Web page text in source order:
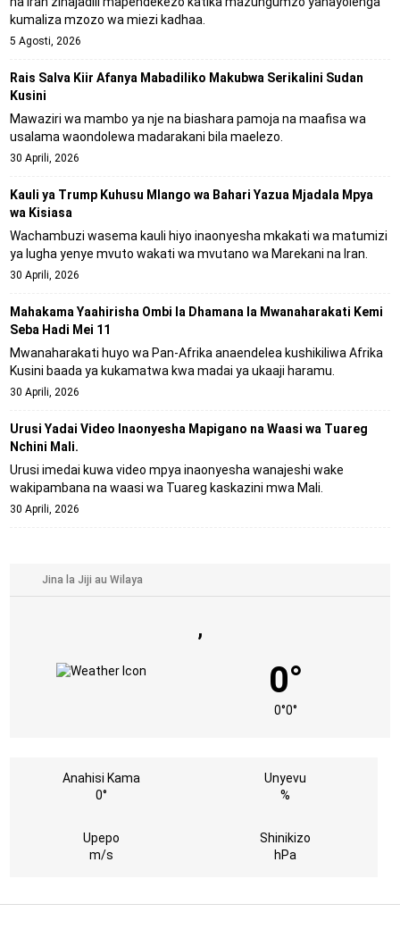
kumaliza mzozo wa miezi kadhaa.
5 Agosti, 2026
Rais Salva Kiir Afanya Mabadiliko Makubwa Serikalini Sudan
Kusini
Mawaziri wa mambo ya nje na biashara pamoja na maafisa wa
usalama waondolewa madarakani bila maelezo.
30 Aprili, 2026
Kauli ya Trump Kuhusu Mlango wa Bahari Yazua Mjadala Mpya
wa Kisiasa
Wachambuzi wasema kauli hiyo inaonyesha mkakati wa matumizi
ya lugha yenye mvuto wakati wa mvutano wa Marekani na Iran.
30 Aprili, 2026
Mahakama Yaahirisha Ombi la Dhamana la Mwanaharakati Kemi
Seba Hadi Mei 11
Mwanaharakati huyo wa Pan-Afrika anaendelea kushikiliwa Afrika
Kusini baada ya kukamatwa kwa madai ya ukaaji haramu.
30 Aprili, 2026
Urusi Yadai Video Inaonyesha Mapigano na Waasi wa Tuareg
Nchini Mali.
Urusi imedai kuwa video mpya inaonyesha wanajeshi wake
wakipambana na waasi wa Tuareg kaskazini mwa Mali.
30 Aprili, 2026
,
0°
0°0°
Anahisi Kama
0°
Unyevu
%
Upepo
m/s
Shinikizo
hPa